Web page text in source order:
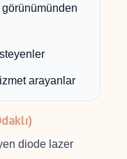
arayanlar
diode lazer